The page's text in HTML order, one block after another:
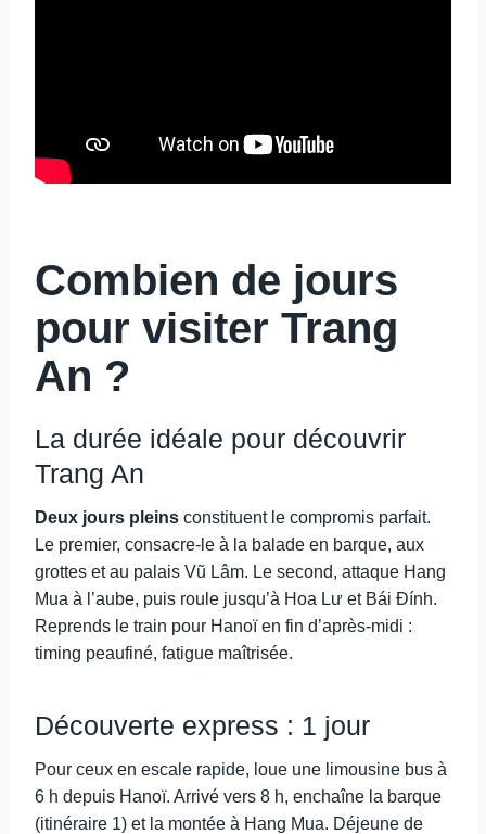
Combien de jours
pour visiter Trang
An ?
La durée idéale pour découvrir
Trang An
Deux jours pleins constituent le compromis parfait.
Le premier, consacre-le à la balade en barque, aux
grottes et au palais Vũ Lâm. Le second, attaque Hang
Mua à l’aube, puis roule jusqu’à Hoa Lư et Bái Đính.
Reprends le train pour Hanoï en fin d’après-midi :
timing peaufiné, fatigue maîtrisée.
Découverte express : 1 jour
Pour ceux en escale rapide, loue une limousine bus à
6 h depuis Hanoï. Arrivé vers 8 h, enchaîne la barque
(itinéraire 1) et la montée à Hang Mua. Déjeune de